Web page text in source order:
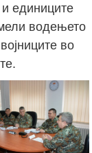
единиците
водењето
во